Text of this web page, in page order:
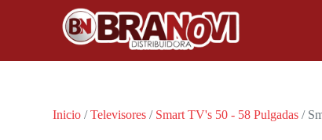
Inicio /Televisores / Smart TV's 50 - 58 Pulgadas /